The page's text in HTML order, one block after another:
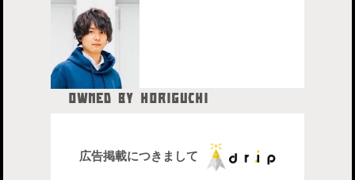
OWNED BY HORIGUCHI
株式会社drip代表取締役社長
広告掲載につきまして